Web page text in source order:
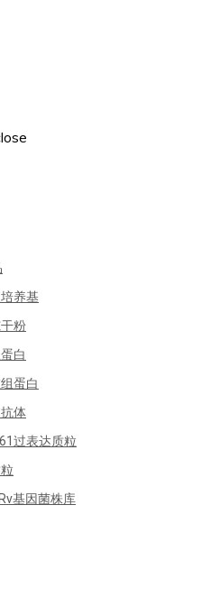
养基
粉
白
蛋白
体
过表达质粒
基因菌株库